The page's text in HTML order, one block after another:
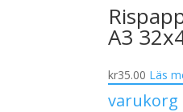
A3
kr35.00 Läs
varukorg